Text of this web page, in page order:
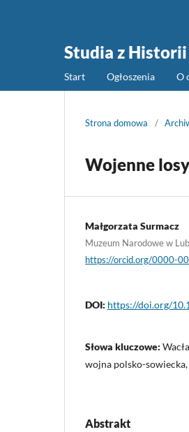
Studia z Historii
Start Ogłoszenia O
Strona domowa /
Wojenne
Małgorzata Surmacz
Muzeum Narodowe w
https://orcid.org/0000-
DOI: https://doi.org/
Słowa kluczowe:
wojna polsko-
Abstrakt